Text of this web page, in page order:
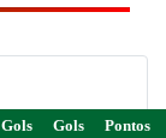
Gols
Gols
Pontos